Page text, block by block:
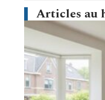
Articles au